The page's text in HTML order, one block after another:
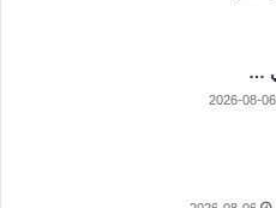
…
2026-08-06